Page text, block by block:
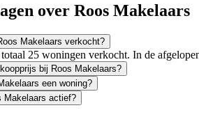
over Roos Makelaars
Makelaars verkocht?
25 woningen verkocht. In de
bij Roos Makelaars?
een woning?
Makelaars actief?